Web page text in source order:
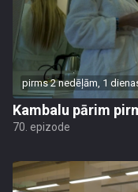
pirms 2 nedēļām, 1
Kambalu pārim
70. epizode